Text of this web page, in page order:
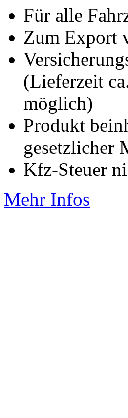
Für alle
Zum Export
(Lieferzeit
möglich)
Produkt
gesetzlicher
Kfz-Steuer
Mehr Infos